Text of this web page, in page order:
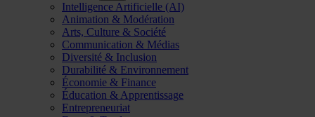
Intelligence Artificielle (AI)
Animation & Modération
Arts, Culture & Société
Communication & Médias
Diversité & Inclusion
Durabilité & Environnement
Économie & Finance
Éducation & Apprentissage
Entrepreneuriat